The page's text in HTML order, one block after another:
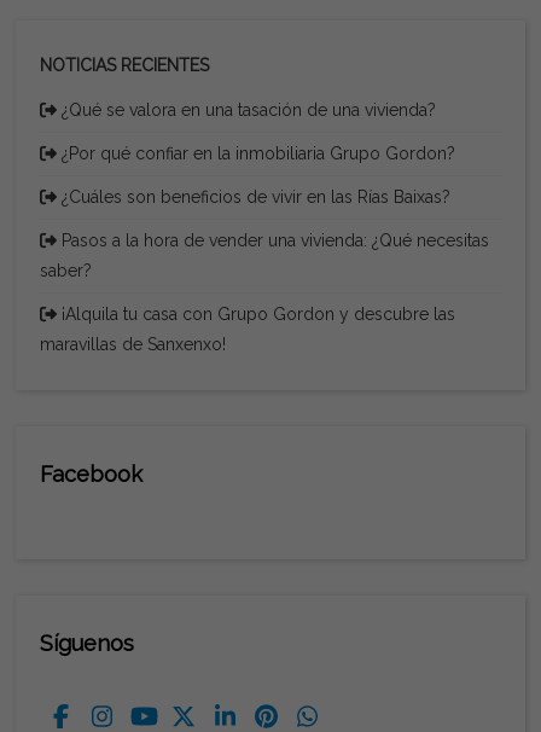
NOTICIAS RECIENTES
¿Qué se valora en una tasación de una vivienda?
¿Por qué confiar en la inmobiliaria Grupo Gordon?
¿Cuáles son beneficios de vivir en las Rías Baixas?
Pasos a la hora de vender una vivienda: ¿Qué necesitas
saber?
¡Alquila tu casa con Grupo Gordon y descubre las
maravillas de Sanxenxo!
Facebook
Síguenos